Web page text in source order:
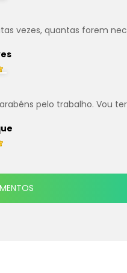
vezes, quantas forem
pelo trabalho. Vou